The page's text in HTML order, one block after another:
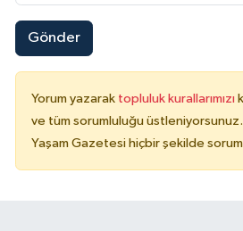
Gönder
Yorum yazarak topluluk kurallarımızı
ve tüm sorumluluğu üstleniyorsunuz.
Yaşam Gazetesi hiçbir şekilde